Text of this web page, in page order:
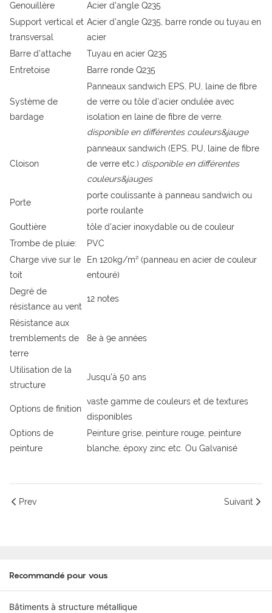
Genouillère
Acier d'angle Q235
Support vertical et
transversal
Acier d'angle Q235, barre ronde ou tuyau en
acier
Barre d'attache
Tuyau en acier Q235
Entretoise
Barre ronde Q235
Système de
bardage
Panneaux sandwich EPS, PU, ​​laine de fibre
de verre ou tôle d'acier ondulée avec
isolation en laine de fibre de verre.
disponible en différentes couleurs&jauge
Cloison
panneaux sandwich (EPS, PU, ​​laine de fibre
de verre etc.) disponible en différentes
couleurs&jauges
Porte
porte coulissante à panneau sandwich ou
porte roulante
Gouttière
tôle d'acier inoxydable ou de couleur
Trombe de pluie:
PVC
Charge vive sur le
toit
En 120kg/m² (panneau en acier de couleur
entouré)
Degré de
résistance au vent
12 notes
Résistance aux
tremblements de
terre
8e à 9e années
Utilisation de la
structure
Jusqu'à 50 ans
Options de finition
vaste gamme de couleurs et de textures
disponibles
Options de
peinture
Peinture grise, peinture rouge, peinture
blanche, époxy zinc etc. Ou Galvanisé
Prev Suivant
Recommandé pour vous
Bâtiments à structure métallique